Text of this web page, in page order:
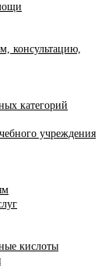
консультацию,
категорий
учреждения
кислоты